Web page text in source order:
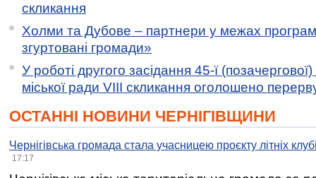
скликання
Холми та Дубове – партнери у межах
згуртовані громади»
У роботі другого засідання 45-ї (позачергової)
міської ради VIII скликання оголошено
ОСТАННІ НОВИНИ ЧЕРНІГІВЩИНИ
Чернігівська громада стала учасницею проєкту літніх
17:17